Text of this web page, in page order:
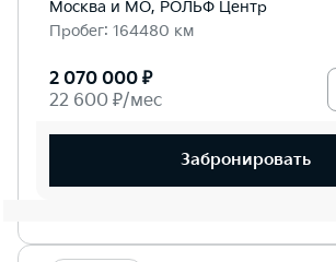
Москва и МО, РОЛЬФ Центр
Пробег: 164480 км
2 070 000 ₽
22 600 ₽/мес
Забронировать